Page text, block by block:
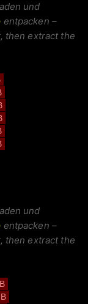
und
entpacken –
then extract the
und
entpacken –
then extract the